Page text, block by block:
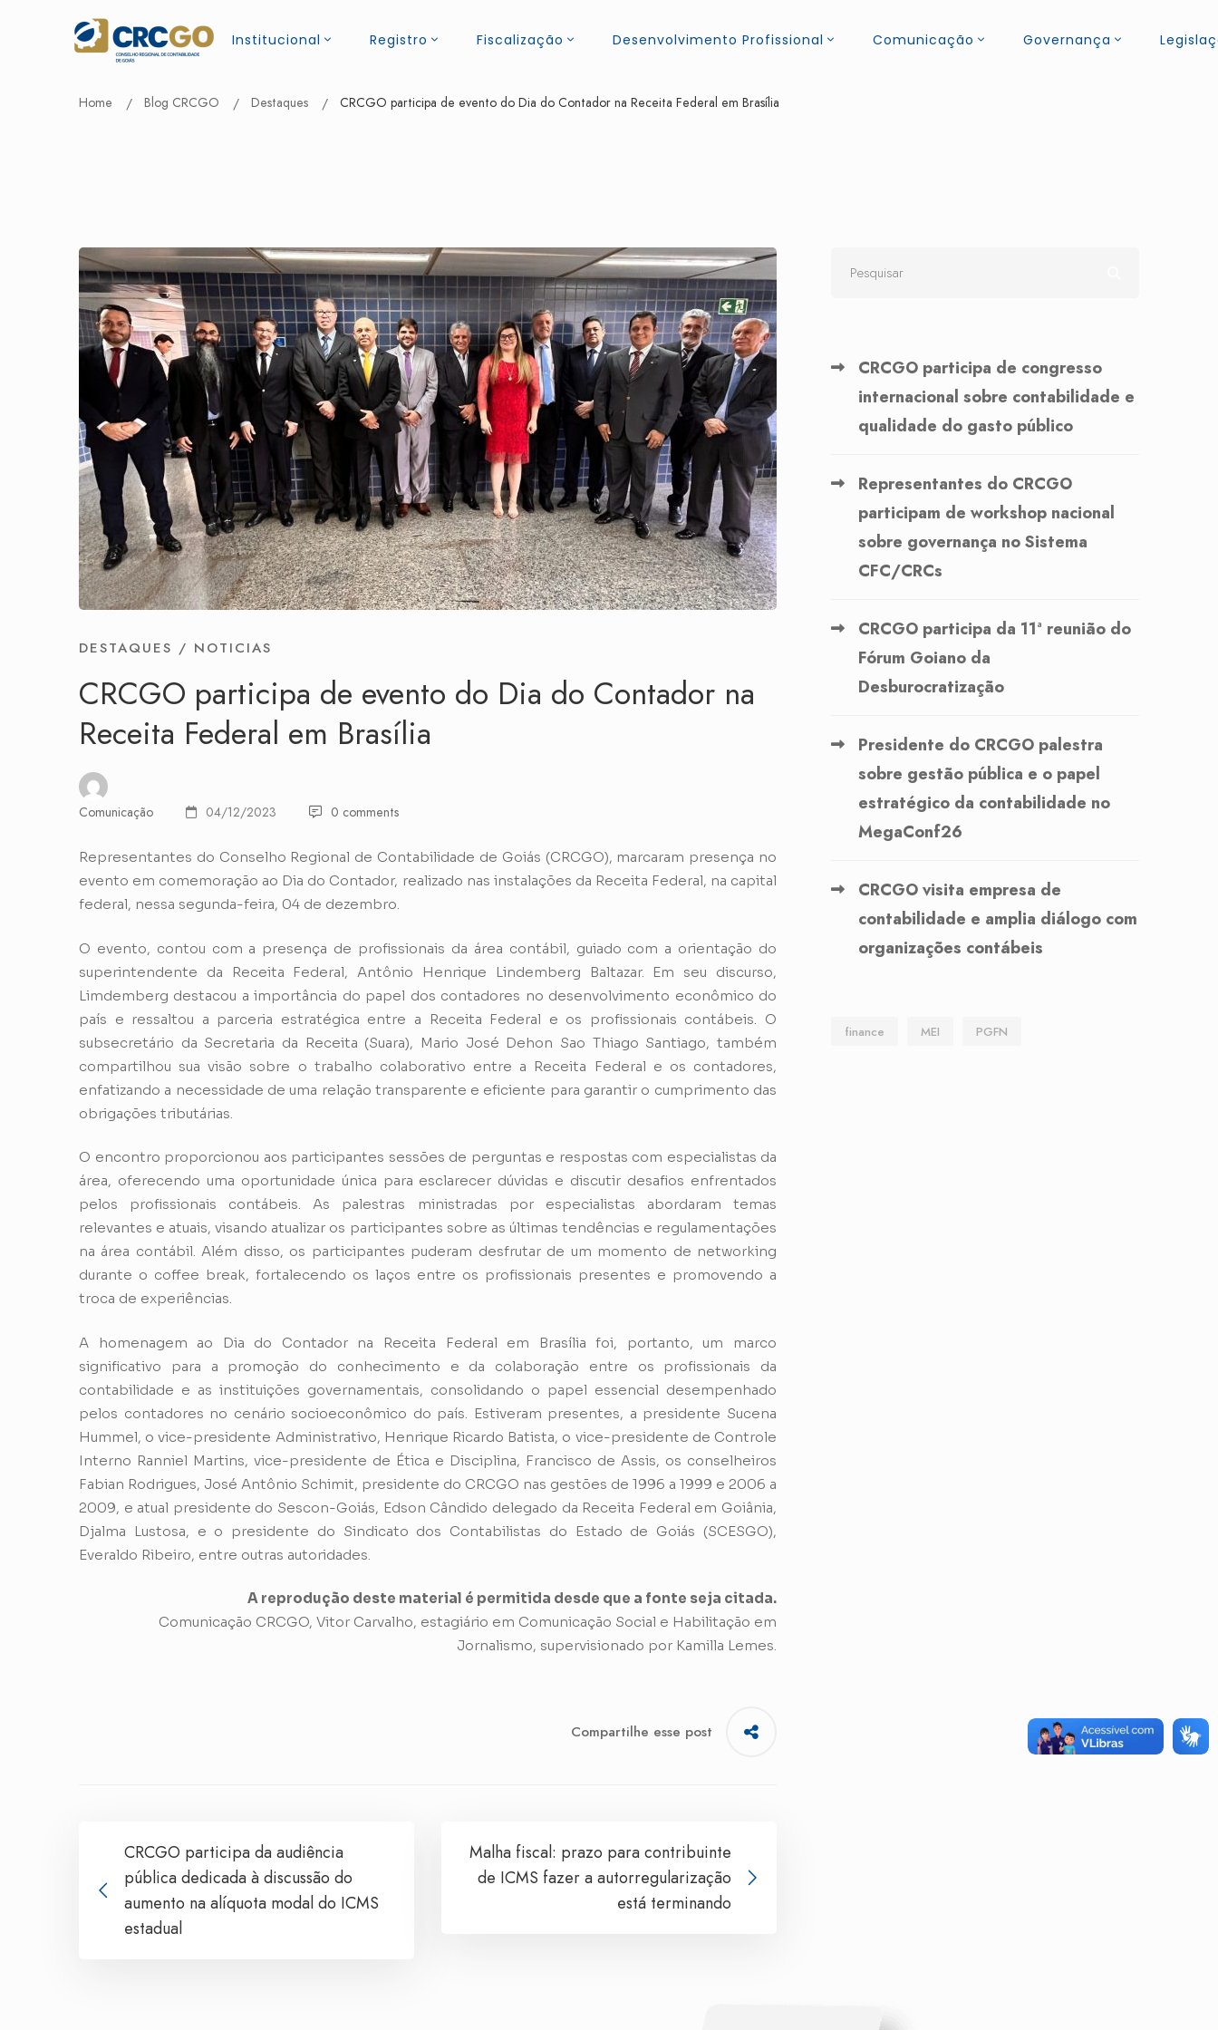
Institucional Registro Fiscalização Desenvolvimento Profissional Comunicação Governança
Home Blog CRCGO Destaques CRCGO participa de evento do Dia do Contador na Receita Federal em Brasília
DESTAQUES / NOTICIAS
CRCGO participa de evento do Dia do Contador na
Receita Federal em Brasília
Comunicação 04/12/2023 0 comments
Representantes do Conselho Regional de Contabilidade de Goiás (CRCGO), marcaram presença no
evento em comemoração ao Dia do Contador, realizado nas instalações da Receita Federal, na capital
federal, nessa segunda-feira, 04 de dezembro.
O evento, contou com a presença de profissionais da área contábil, guiado com a orientação do
superintendente da Receita Federal, Antônio Henrique Lindemberg Baltazar. Em seu discurso,
Limdemberg destacou a importância do papel dos contadores no desenvolvimento econômico do
país e ressaltou a parceria estratégica entre a Receita Federal e os profissionais contábeis. O
subsecretário da Secretaria da Receita (Suara), Mario José Dehon Sao Thiago Santiago, também
compartilhou sua visão sobre o trabalho colaborativo entre a Receita Federal e os contadores,
enfatizando a necessidade de uma relação transparente e eficiente para garantir o cumprimento das
obrigações tributárias.
O encontro proporcionou aos participantes sessões de perguntas e respostas com especialistas da
área, oferecendo uma oportunidade única para esclarecer dúvidas e discutir desafios enfrentados
pelos profissionais contábeis. As palestras ministradas por especialistas abordaram temas
relevantes e atuais, visando atualizar os participantes sobre as últimas tendências e regulamentações
na área contábil. Além disso, os participantes puderam desfrutar de um momento de networking
durante o coffee break, fortalecendo os laços entre os profissionais presentes e promovendo a
troca de experiências.
A homenagem ao Dia do Contador na Receita Federal em Brasília foi, portanto, um marco
significativo para a promoção do conhecimento e da colaboração entre os profissionais da
contabilidade e as instituições governamentais, consolidando o papel essencial desempenhado
pelos contadores no cenário socioeconômico do país. Estiveram presentes, a presidente Sucena
Hummel, o vice-presidente Administrativo, Henrique Ricardo Batista, o vice-presidente de Controle
Interno Ranniel Martins, vice-presidente de Ética e Disciplina, Francisco de Assis, os conselheiros
Fabian Rodrigues, José Antônio Schimit, presidente do CRCGO nas gestões de 1996 a 1999 e 2006 a
2009, e atual presidente do Sescon-Goiás, Edson Cândido delegado da Receita Federal em Goiânia,
Djalma Lustosa, e o presidente do Sindicato dos Contabilistas do Estado de Goiás (SCESGO),
Everaldo Ribeiro, entre outras autoridades.
A reprodução deste material é permitida desde que a fonte seja citada.
Comunicação CRCGO, Vitor Carvalho, estagiário em Comunicação Social e Habilitação em
Jornalismo, supervisionado por Kamilla Lemes.
Compartilhe esse post
CRCGO participa da audiência
pública dedicada à discussão do
aumento na alíquota modal do ICMS
estadual
Malha fiscal: prazo para contribuinte
de ICMS fazer a autorregularização
está terminando
CRCGO participa de congresso
internacional sobre contabilidade e
qualidade do gasto público
Representantes do CRCGO
participam de workshop nacional
sobre governança no Sistema
CFC/CRCs
CRCGO participa da 11ª reunião do
Fórum Goiano da
Desburocratização
Presidente do CRCGO palestra
sobre gestão pública e o papel
estratégico da contabilidade no
MegaConf26
CRCGO visita empresa de
contabilidade e amplia diálogo com
organizações contábeis
finance MEI PGFN